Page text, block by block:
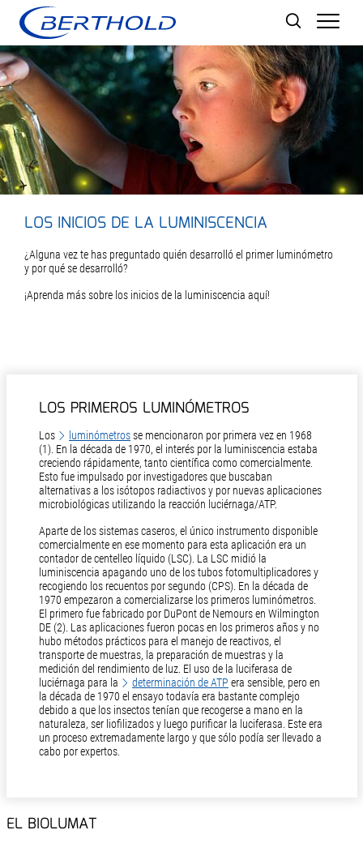
LOS INICIOS DE LA LUMINISCENCIA
¿Alguna vez te has preguntado quién desarrolló el primer luminómetro
y por qué se desarrolló?
¡Aprenda más sobre los inicios de la luminiscencia aquí!
LOS PRIMEROS LUMINÓMETROS
Los luminómetrosse mencionaron por primera vez en 1968
(1). En la década de 1970, el interés por la luminiscencia estaba
creciendo rápidamente, tanto científica como comercialmente.
Esto fue impulsado por investigadores que buscaban
alternativas a los isótopos radiactivos y por nuevas aplicaciones
microbiológicas utilizando la reacción luciérnaga/ATP.
Aparte de los sistemas caseros, el único instrumento disponible
comercialmente en ese momento para esta aplicación era un
contador de centelleo líquido (LSC). La LSC midió la
luminiscencia apagando uno de los tubos fotomultiplicadores y
recogiendo los recuentos por segundo (CPS). En la década de
1970 empezaron a comercializarse los primeros luminómetros.
El primero fue fabricado por DuPont de Nemours en Wilmington
DE (2). Las aplicaciones fueron pocas en los primeros años y no
hubo métodos prácticos para el manejo de reactivos, el
transporte de muestras, la preparación de muestras y la
medición del rendimiento de luz. El uso de la luciferasa de
luciérnaga para la
determinación de ATP era sensible, pero en
la década de 1970 el ensayo todavía era bastante complejo
debido a que los insectos tenían que recogerse a mano en la
naturaleza, ser liofilizados y luego purificar la luciferasa. Este era
un proceso extremadamente largo y que sólo podía ser llevado a
cabo por expertos.
EL BIOLUMAT